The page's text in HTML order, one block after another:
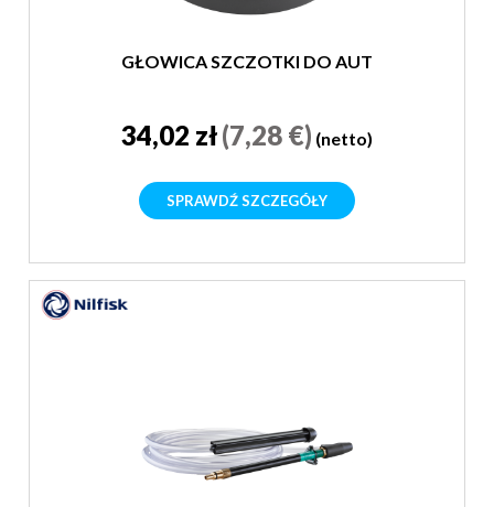
GŁOWICA SZCZOTKI DO AUT
34,02 zł(7,28 €) (netto)
SPRAWDŹ SZCZEGÓŁY